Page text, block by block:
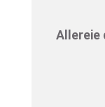
Allereie